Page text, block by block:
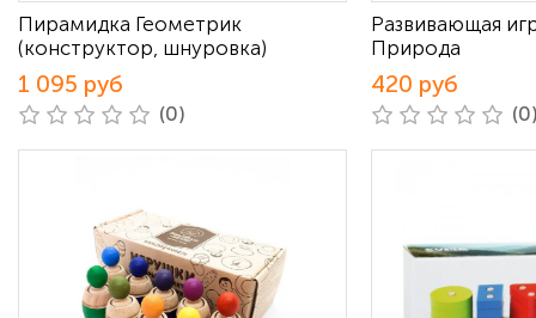
Пирамидка Геометрик
(конструктор, шнуровка)
1 095 руб
(0)
Развивающая
Природа
420 руб